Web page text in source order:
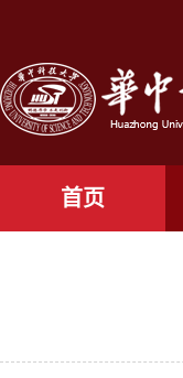
首页